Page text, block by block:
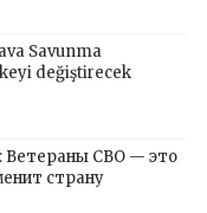
Savunma
değiştirecek
Ветераны СВО — это
страну